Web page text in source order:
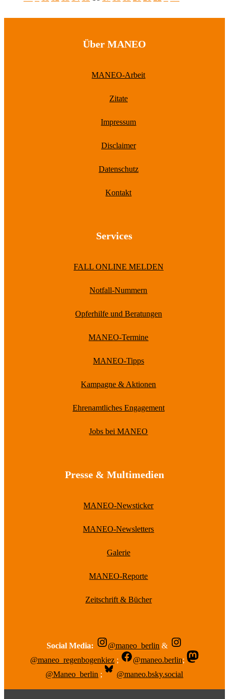
Über MANEO
MANEO-Arbeit
Zitate
Impressum
Disclaimer
Datenschutz
Kontakt
Services
FALL ONLINE MELDEN
Notfall-Nummern
Opferhilfe und Beratungen
MANEO-Termine
MANEO-Tipps
Kampagne & Aktionen
Ehrenamtliches Engagement
Jobs bei MANEO
Presse & Multimedien
MANEO-Newsticker
MANEO-Newsletters
Galerie
MANEO-Reporte
Zeitschrift & Bücher
Social Media: @maneo_berlin &
@maneo_regenbogenkiez ; @maneo.berlin;
@Maneo_berlin ; @maneo.bsky.social